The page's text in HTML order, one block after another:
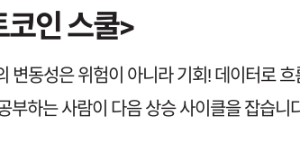
코인 스쿨>
변동성은 위험이 아니라 기회! 데이터로
부하는 사람이 다음 상승 사이클을 잡습니